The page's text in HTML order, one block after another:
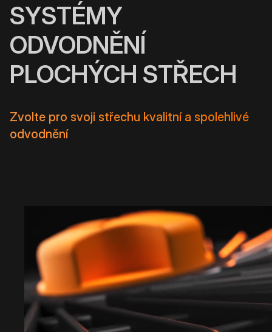
SYSTÉMY
ODVODNĚNÍ
PLOCHÝCH STŘECH
Zvolte pro svoji střechu kvalitní a spolehlivé
odvodnění